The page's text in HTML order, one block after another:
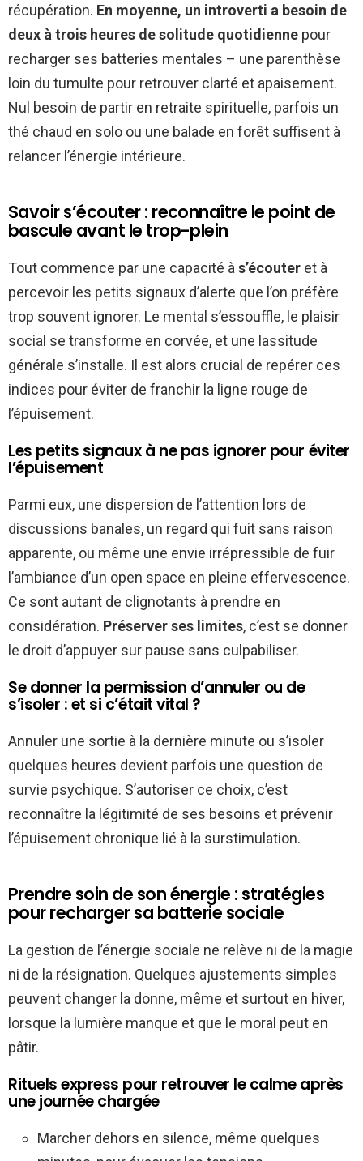
récupération. En moyenne, un introverti a besoin de
deux à trois heures de solitude quotidienne pour
recharger ses batteries mentales – une parenthèse
loin du tumulte pour retrouver clarté et apaisement.
Nul besoin de partir en retraite spirituelle, parfois un
thé chaud en solo ou une balade en forêt suffisent à
relancer l’énergie intérieure.
Savoir s’écouter : reconnaître le point de
bascule avant le trop-plein
Tout commence par une capacité à s’écouter et à
percevoir les petits signaux d’alerte que l’on préfère
trop souvent ignorer. Le mental s’essouffle, le plaisir
social se transforme en corvée, et une lassitude
générale s’installe. Il est alors crucial de repérer ces
indices pour éviter de franchir la ligne rouge de
l’épuisement.
Les petits signaux à ne pas ignorer pour éviter
l’épuisement
Parmi eux, une dispersion de l’attention lors de
discussions banales, un regard qui fuit sans raison
apparente, ou même une envie irrépressible de fuir
l’ambiance d’un open space en pleine effervescence.
Ce sont autant de clignotants à prendre en
considération. Préserver ses limites, c’est se donner
le droit d’appuyer sur pause sans culpabiliser.
Se donner la permission d’annuler ou de
s’isoler : et si c’était vital ?
Annuler une sortie à la dernière minute ou s’isoler
quelques heures devient parfois une question de
survie psychique. S’autoriser ce choix, c’est
reconnaître la légitimité de ses besoins et prévenir
l’épuisement chronique lié à la surstimulation.
Prendre soin de son énergie : stratégies
pour recharger sa batterie sociale
La gestion de l’énergie sociale ne relève ni de la magie
ni de la résignation. Quelques ajustements simples
peuvent changer la donne, même et surtout en hiver,
lorsque la lumière manque et que le moral peut en
pâtir.
Rituels express pour retrouver le calme après
une journée chargée
Marcher dehors en silence, même quelques